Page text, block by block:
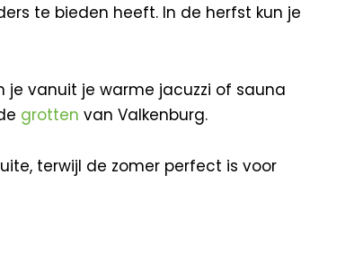
te bieden heeft. In de herfst kun je
je vanuit je warme jacuzzi of sauna
grotten van Valkenburg.
terwijl de zomer perfect is voor